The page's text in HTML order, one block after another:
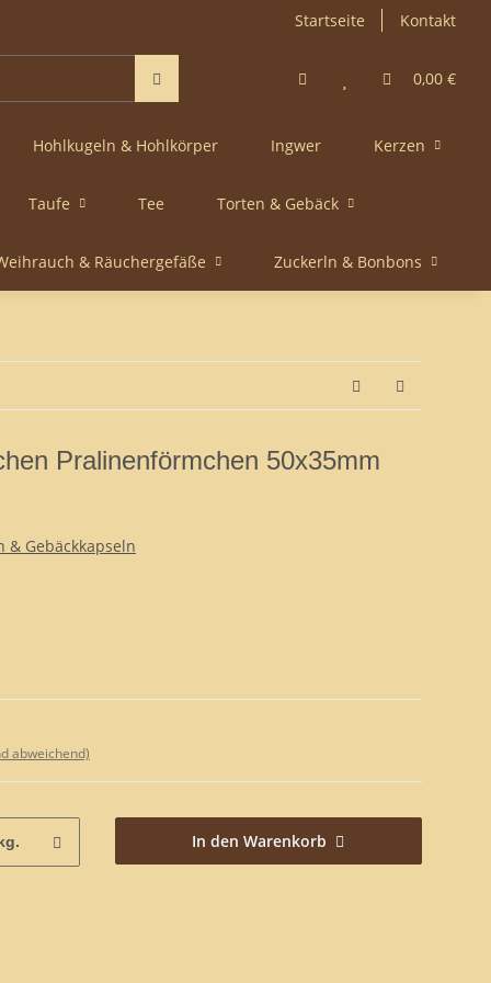
Startseite Kontakt
0,00 €
Hohlkugeln & Hohlkörper Ingwer Kerzen
Taufe Tee Torten & Gebäck
& Räuchergefäße Zuckerln & Bonbons
Pralinenförmchen 50x35mm
& Gebäckkapseln
abweichend)
In den Warenkorb